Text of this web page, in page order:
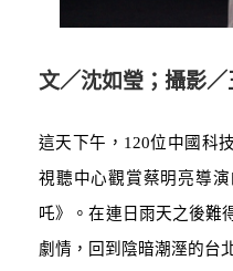
文／沈如瑩；攝影／
這天下午， 120位中國科
視聽中心觀賞蔡明亮導
吒》。在連日雨天之後難
劇情，回到陰暗潮溼的台